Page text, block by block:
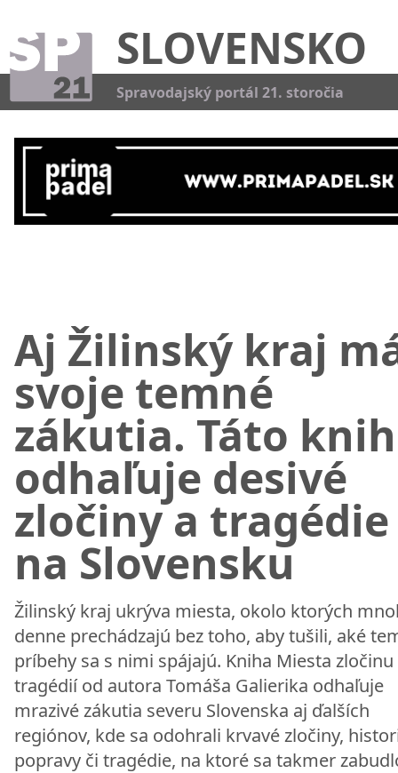
SLOVENSKO
Spravodajský portál 21. storočia
Aj Žilinský kraj
svoje temné
zákutia. Táto
odhaľuje desivé
zločiny a tragédie
na Slovensku
Žilinský kraj ukrýva miesta, okolo ktorých
denne prechádzajú bez toho, aby tušili, aké
príbehy sa s nimi spájajú. Kniha Miesta zločinu
tragédií od autora Tomáša Galierika odhaľuje
mrazivé zákutia severu Slovenska aj ďalších
regiónov, kde sa odohrali krvavé zločiny,
popravy či tragédie, na ktoré sa takmer